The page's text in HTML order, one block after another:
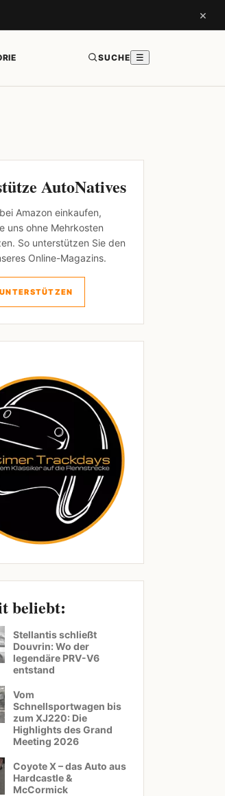
×
SUCHE ☰
AutoNatives
Amazon einkaufen,
uns ohne Mehrkosten
So unterstützen Sie den
Online-Magazins.
beliebt:
Stellantis schließt
Douvrin: Wo der
legendäre PRV-V6
entstand
Vom
Schnellsportwagen bis
zum XJ220: Die
Highlights des Grand
Meeting 2026
Coyote X – das Auto aus
Hardcastle &
McCormick